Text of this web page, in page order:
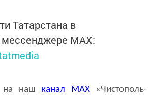
Татарстана в
MАХ:
на наш канал MAX«Чистополь-